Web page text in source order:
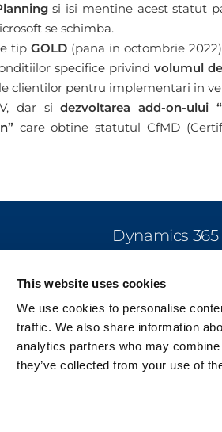
This website uses cookies
We use cookies to personalise
traffic. We also share information
analytics partners who may
they’ve collected from your use of
si isi mentine acest statut
se schimba.
tip GOLD(pana in octombrie
specifice privindvolumul
clientilor pentru implementari in
dar sidezvoltarea add-on-ului
care obtine statutul CfMD
personale
Dynamics
Vanzari si
Cumparari si
Depozit
Productie